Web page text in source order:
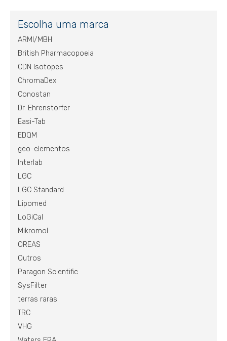
Escolha uma marca
ARMI/MBH
British Pharmacopoeia
CDN Isotopes
ChromaDex
Conostan
Dr. Ehrenstorfer
Easi-Tab
EDQM
geo-elementos
Interlab
LGC
LGC Standard
Lipomed
LoGiCal
Mikromol
OREAS
Outros
Paragon Scientific
SysFilter
terras raras
TRC
VHG